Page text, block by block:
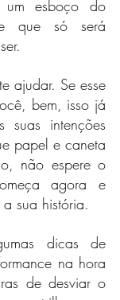
um esboço do
que só será
ajudar. Se esse
bem, isso já
intenções
papel e caneta
não espere o
agora e
sua história.
dicas de
na hora
de desviar o